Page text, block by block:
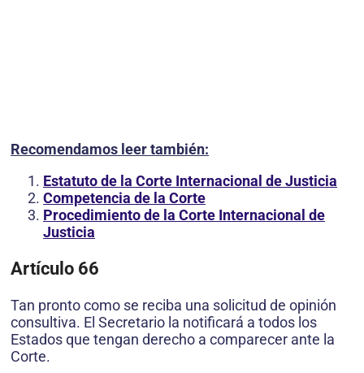
Recomendamos leer también:
Estatuto de la Corte Internacional de Justicia
Competencia de la Corte
Procedimiento de la Corte Internacional de
Justicia
Artículo 66
Tan pronto como se reciba una solicitud de opinión
consultiva. El Secretario la notificará a todos los
Estados que tengan derecho a comparecer ante la
Corte.